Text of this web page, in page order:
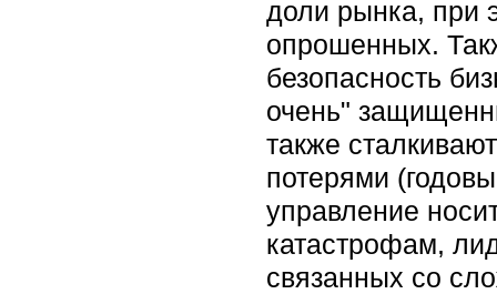
доли рынка, при
опрошенных.
безопасность
очень"
также
потерями
управление
катастрофам,
связанных со